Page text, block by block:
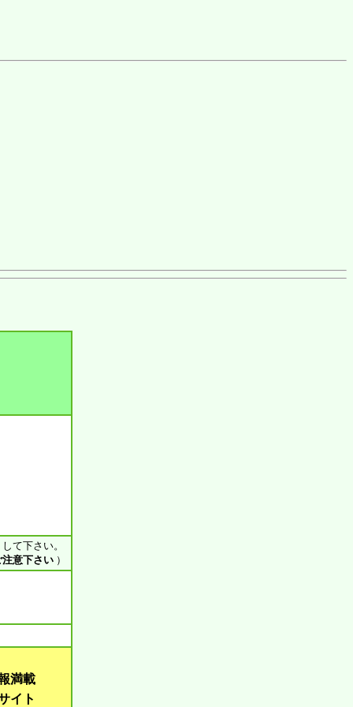
て下さい。
注意下さい ）
満載
イト